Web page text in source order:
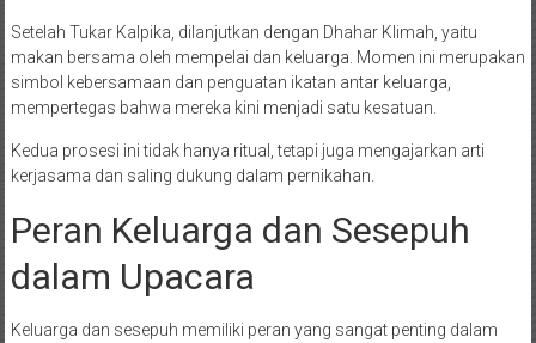
Setelah Tukar Kalpika, dilanjutkan dengan Dhahar Klimah, yaitu
makan bersama oleh mempelai dan keluarga. Momen ini merupakan
simbol kebersamaan dan penguatan ikatan antar keluarga,
mempertegas bahwa mereka kini menjadi satu kesatuan.
Kedua prosesi ini tidak hanya ritual, tetapi juga mengajarkan arti
kerjasama dan saling dukung dalam pernikahan.
Peran Keluarga dan Sesepuh
dalam Upacara
Keluarga dan sesepuh memiliki peran yang sangat penting dalam